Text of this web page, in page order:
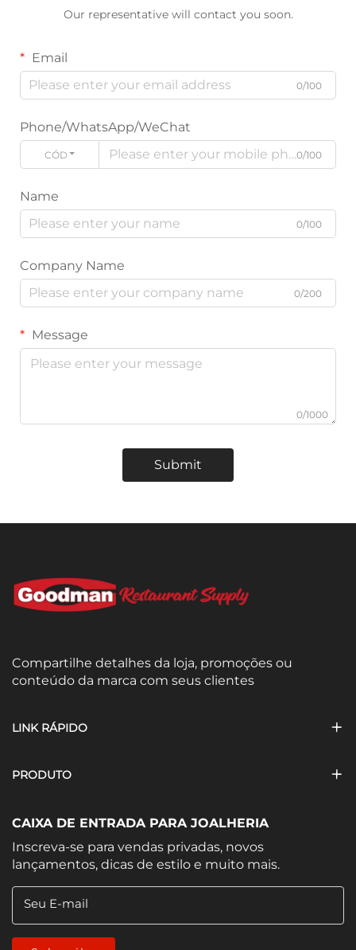
Our representative will contact you soon.
Email
0/100
Phone/WhatsApp/WeChat
CÓDIGO 0/100
Name
0/100
Company Name
0/200
Message
0/1000
Submit
Compartilhe detalhes da loja, promoções ou
conteúdo da marca com seus clientes
LINK RÁPIDO
PRODUTO
CAIXA DE ENTRADA PARA JOALHERIA
Inscreva-se para vendas privadas, novos
lançamentos, dicas de estilo e muito mais.
Seu E-mail